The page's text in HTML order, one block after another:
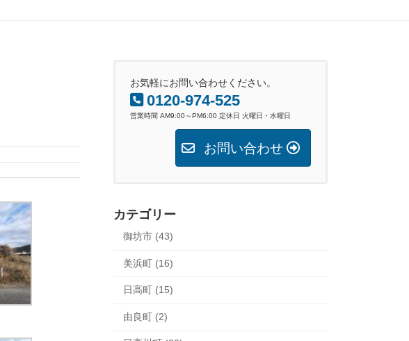
お気軽にお問い合わせください。
0120-974-525
営業時間 AM9:00～PM6:00 定休日 火曜日・水曜日
お問い合わせ
カテゴリー
御坊市 (43)
美浜町 (16)
日高町 (15)
由良町 (2)